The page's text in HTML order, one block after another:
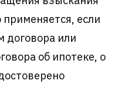
если
договора или
об ипотеке, о